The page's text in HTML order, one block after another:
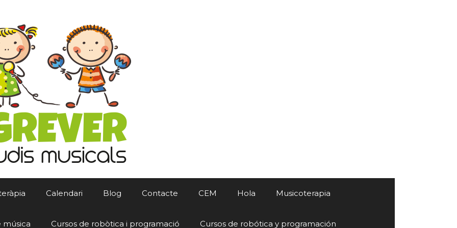
Calendari Blog Contacte CEM Hola Musicoterapia
música Cursos de robòtica i programació Cursos de robótica y programación